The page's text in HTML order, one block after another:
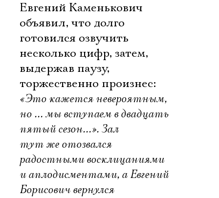
Евгений Каменькович
объявил, что долго
готовился озвучить
несколько цифр, затем,
выдержав паузу,
торжественно произнес:
«Это кажется невероятным,
но … мы вступаем в двадцать
пятый сезон…». Зал
тут же отозвался
радостными восклицаниями
и аплодисментами, а Евгений
Борисович вернулся